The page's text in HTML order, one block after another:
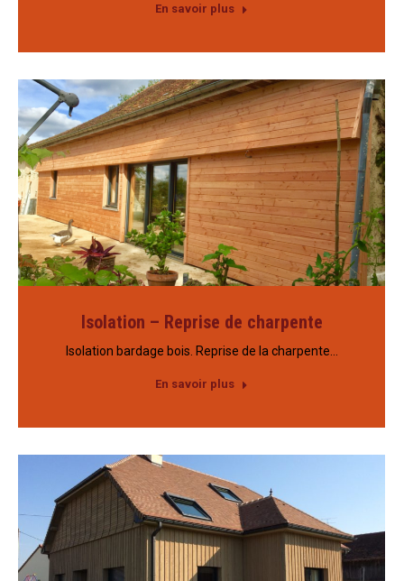
En savoir plus
Isolation – Reprise de charpente
Isolation bardage bois. Reprise de la charpente…
En savoir plus